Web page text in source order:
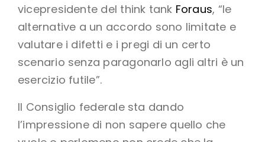
vicepresidente del think tank Foraus, “le
alternative a un accordo sono limitate e
valutare i difetti e i pregi di un certo
scenario senza paragonarlo agli altri è un
esercizio futile”.
Il Consiglio federale sta dando
l’impressione di non sapere quello che